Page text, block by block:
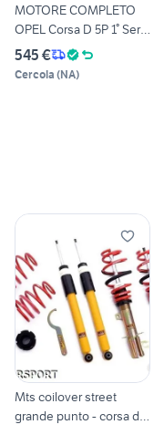
MOTORE COMPLETO
OPEL Corsa D 5P 1° Serie
z13dt z1
545 €
Cercola (NA)
Mts coilover street
grande punto - corsa d -